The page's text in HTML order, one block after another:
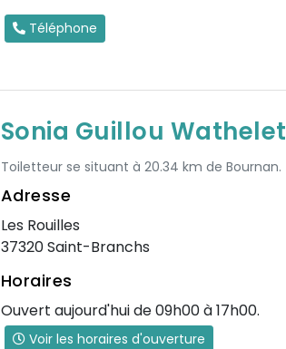
Téléphone
Sonia Guillou Wathelet
Toiletteur se situant à 20.34 km de Bournan.
Adresse
Les Rouilles
37320 Saint-Branchs
Horaires
Ouvert aujourd'hui de 09h00 à 17h00.
Voir les horaires d'ouverture